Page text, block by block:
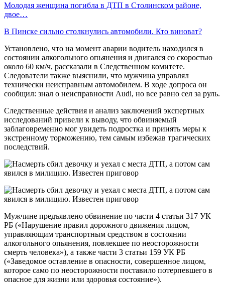
Молодая женщина погибла в ДТП в Столинском районе,
двое…
В Пинске сильно столкнулись автомобили. Кто виноват?
Установлено, что на момент аварии водитель находился в
состоянии алкогольного опьянения и двигался со скоростью
около 60 км/ч, рассказали в Следственном комитете.
Следователи также выяснили, что мужчина управлял
технически неисправным автомобилем. В ходе допроса он
сообщил: знал о неисправности Audi, но все равно сел за руль.
Следственные действия и анализ заключений экспертных
исследований привели к выводу, что обвиняемый
заблаговременно мог увидеть подростка и принять меры к
экстренному торможению, тем самым избежав трагических
последствий.
Мужчине предъявлено обвинение по части 4 статьи 317 УК
РБ («Нарушение правил дорожного движения лицом,
управляющим транспортным средством в состоянии
алкогольного опьянения, повлекшее по неосторожности
смерть человека»), а также части 3 статьи 159 УК РБ
(«Заведомое оставление в опасности, совершенное лицом,
которое само по неосторожности поставило потерпевшего в
опасное для жизни или здоровья состояние»).